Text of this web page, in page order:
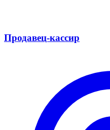
Продавец-кассир